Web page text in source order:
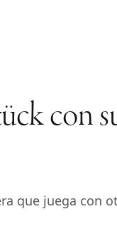
con
que juega con